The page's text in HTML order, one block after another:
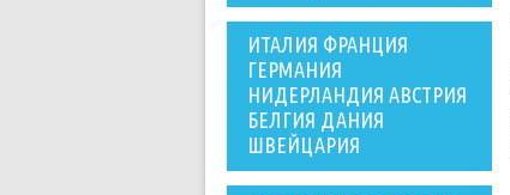
ИТАЛИЯ ФРАНЦИЯ
ГЕРМАНИЯ
НИДЕРЛАНДИЯ АВСТРИЯ
БЕЛГИЯ ДАНИЯ
ШВЕЙЦАРИЯ